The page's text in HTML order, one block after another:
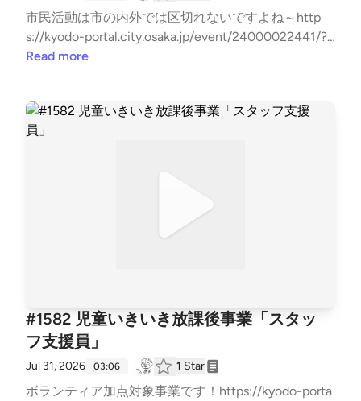
市民活動は市の内外では区切れないですよね～http
s://kyodo-portal.city.osaka.jp/event/24000022441/?
mode=poお問い合わせはお気軽に！⇒⁠⁠⁠⁠⁠⁠⁠⁠⁠⁠⁠⁠⁠⁠⁠⁠⁠⁠⁠⁠⁠⁠⁠⁠⁠⁠⁠⁠⁠⁠⁠⁠⁠⁠⁠⁠⁠⁠⁠⁠⁠⁠⁠⁠⁠⁠⁠⁠⁠⁠⁠⁠⁠⁠⁠⁠⁠⁠⁠⁠⁠⁠⁠⁠⁠⁠⁠⁠⁠⁠⁠⁠⁠⁠⁠⁠⁠⁠⁠⁠⁠⁠⁠⁠⁠⁠⁠⁠⁠⁠⁠⁠⁠⁠⁠⁠⁠⁠⁠⁠⁠⁠⁠⁠⁠⁠⁠⁠⁠⁠⁠⁠⁠⁠⁠⁠⁠⁠⁠⁠⁠⁠⁠⁠⁠⁠⁠⁠⁠⁠⁠⁠⁠⁠⁠⁠⁠⁠⁠⁠⁠⁠⁠⁠⁠⁠⁠⁠⁠⁠⁠⁠⁠⁠⁠⁠⁠⁠⁠⁠⁠⁠⁠⁠⁠⁠⁠⁠⁠⁠⁠⁠⁠⁠⁠⁠⁠⁠⁠⁠⁠⁠⁠⁠⁠⁠⁠⁠⁠⁠⁠⁠⁠⁠⁠⁠⁠⁠⁠⁠⁠⁠⁠⁠⁠⁠⁠⁠⁠⁠⁠⁠⁠⁠⁠⁠⁠⁠⁠⁠⁠⁠⁠⁠⁠⁠⁠⁠⁠⁠⁠⁠⁠⁠⁠⁠⁠⁠⁠⁠⁠⁠⁠⁠⁠⁠⁠⁠⁠⁠⁠⁠⁠⁠⁠⁠⁠⁠⁠⁠⁠⁠⁠⁠⁠⁠⁠⁠⁠⁠⁠⁠⁠⁠⁠⁠⁠⁠⁠⁠⁠⁠⁠⁠⁠⁠⁠⁠⁠⁠⁠⁠⁠⁠⁠⁠⁠⁠⁠⁠⁠⁠⁠⁠⁠⁠⁠⁠⁠⁠⁠⁠⁠⁠⁠⁠⁠⁠⁠⁠⁠⁠⁠⁠⁠⁠⁠⁠⁠⁠⁠⁠⁠⁠⁠⁠⁠⁠⁠⁠⁠⁠⁠⁠⁠⁠⁠⁠⁠⁠⁠⁠⁠⁠⁠⁠⁠⁠⁠⁠⁠⁠⁠⁠⁠⁠⁠⁠⁠⁠⁠⁠⁠⁠⁠⁠⁠⁠⁠⁠⁠⁠⁠⁠⁠⁠⁠⁠⁠⁠⁠⁠⁠⁠⁠⁠⁠⁠⁠⁠⁠⁠⁠⁠⁠⁠⁠⁠⁠⁠⁠⁠⁠⁠⁠⁠⁠⁠⁠⁠⁠⁠⁠⁠⁠⁠⁠⁠⁠⁠⁠⁠⁠⁠⁠⁠⁠⁠⁠⁠⁠⁠⁠⁠⁠⁠⁠⁠⁠⁠⁠⁠https://x.gd/7
Read more
#1582 児童いきいき放課後事業「スタッ
フ支援員」
Jul 31, 2026 03:06 1 Star
ボランティア加点対象事業です！https://kyodo-porta